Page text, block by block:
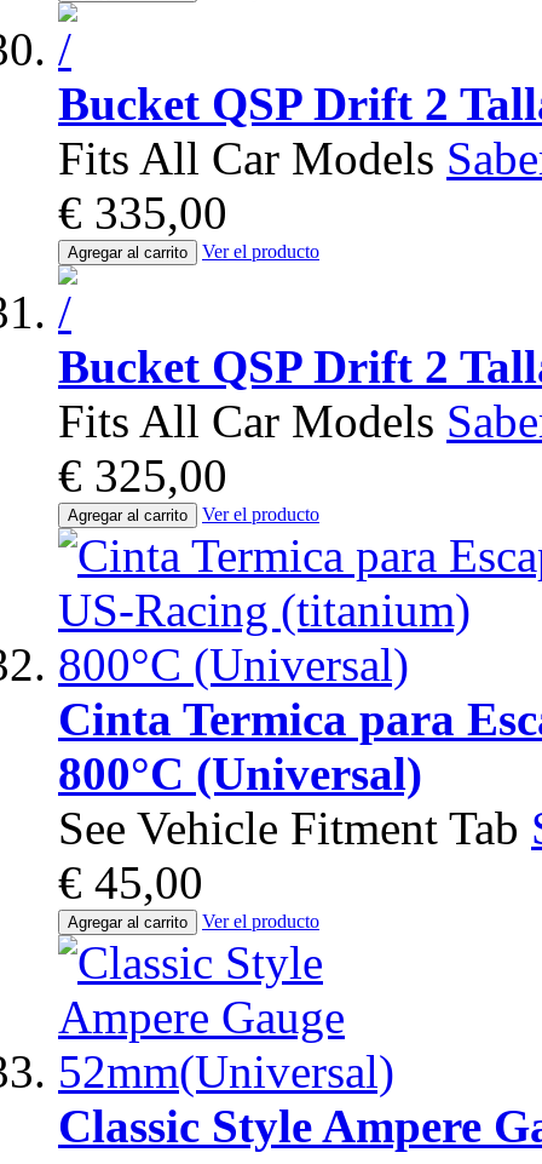
Bucket QSP Drift 2
Fits All Car Models
€ 335,00
Agregar al carrito Ver el producto
Bucket QSP Drift 2
Fits All Car Models
€ 325,00
Agregar al carrito Ver el producto
Cinta Termica para
800°C (Universal)
See Vehicle Fitment Tab
€ 45,00
Agregar al carrito Ver el producto
Classic Style Ampere